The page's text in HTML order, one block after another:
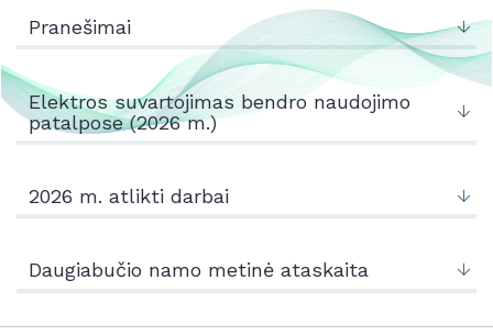
Mokamų paslaugų kainos
Projektai
Kontaktai
Vandentvarkos skyrius
Kaimo gyvenvietės
Lėšų kaupimas
Kontaktai
Pranešimai
Elektros suvartojimas bendro naudojimo
patalpose (2026 m.)
2026 m. atlikti darbai
Daugiabučio namo metinė ataskaita